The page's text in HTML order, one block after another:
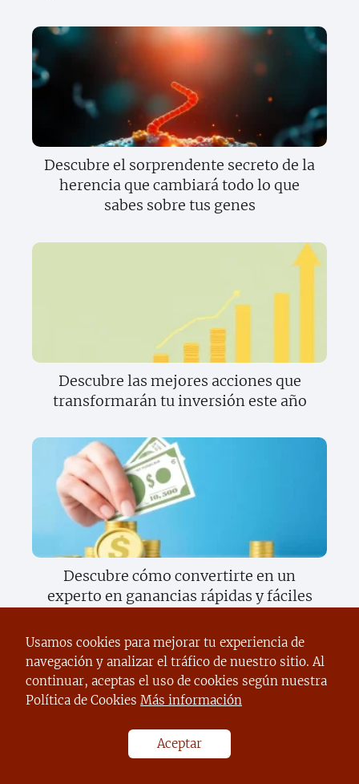
Descubre el sorprendente secreto de la
herencia que cambiará todo lo que
sabes sobre tus genes
Descubre las mejores acciones que
transformarán tu inversión este año
Descubre cómo convertirte en un
experto en ganancias rápidas y fáciles
Usamos cookies para mejorar tu experiencia de
navegación y analizar el tráfico de nuestro sitio. Al
continuar, aceptas el uso de cookies según nuestra
Política de Cookies Más información
Aceptar